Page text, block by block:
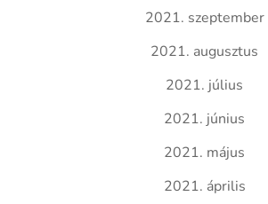
2021. szeptember
2021. augusztus
2021. július
2021. június
2021. május
2021. április